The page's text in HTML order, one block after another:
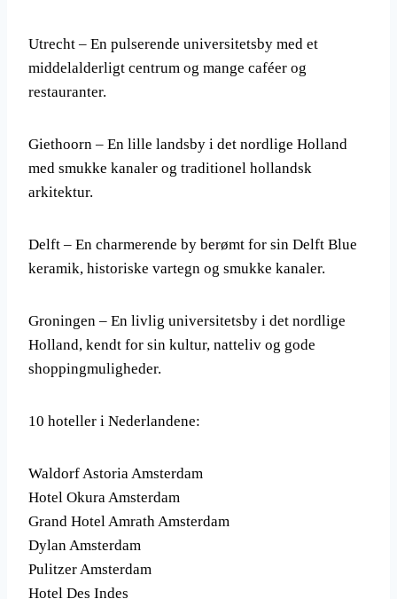
Utrecht – En pulserende universitetsby med et
middelalderligt centrum og mange caféer og
restauranter.
Giethoorn – En lille landsby i det nordlige Holland
med smukke kanaler og traditionel hollandsk
arkitektur.
Delft – En charmerende by berømt for sin Delft Blue
keramik, historiske vartegn og smukke kanaler.
Groningen – En livlig universitetsby i det nordlige
Holland, kendt for sin kultur, natteliv og gode
shoppingmuligheder.
10 hoteller i Nederlandene:
Waldorf Astoria Amsterdam
Hotel Okura Amsterdam
Grand Hotel Amrath Amsterdam
Dylan Amsterdam
Pulitzer Amsterdam
Hotel Des Indes